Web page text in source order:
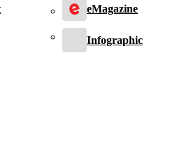
eMagazine
Infographic